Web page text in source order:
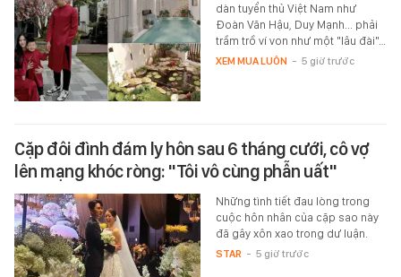
dàn tuyển thủ Việt Nam như
Đoàn Văn Hậu, Duy Mạnh... phải
trầm trồ ví von như một "lâu đài"…
XEM MUA LUÔN - 5 giờ trước
Cặp đôi đình đám ly hôn sau 6 tháng cưới, cô vợ
lên mạng khóc ròng: "Tôi vô cùng phẫn uất"
Những tình tiết đau lòng trong
cuộc hôn nhân của cặp sao này
đã gây xôn xao trong dư luận.
STAR - 5 giờ trước